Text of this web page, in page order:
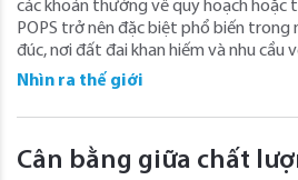
các khoản thưởng về quy hoạch hoặc
POPS trở nên đặc biệt phổ biến
đúc, nơi đất đai khan hiếm và nhu cầu
Nhìn ra thế giới
Cân bằng giữa chất